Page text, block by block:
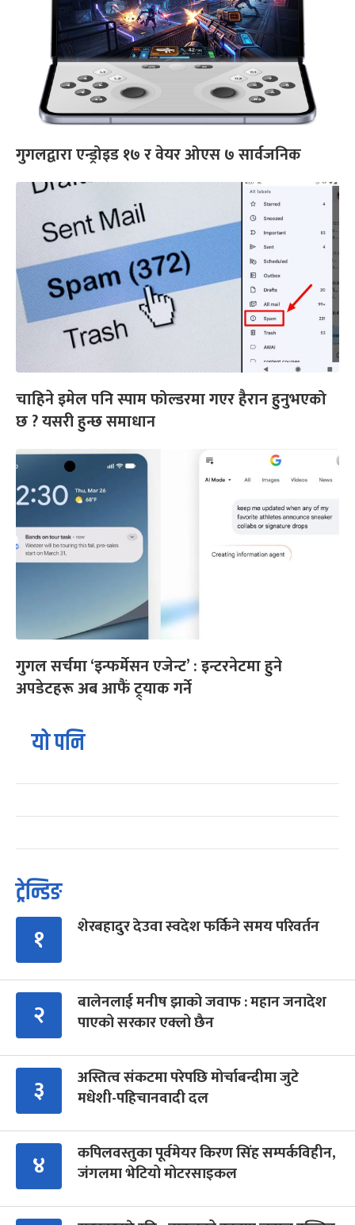
गुगलद्वारा एन्ड्रोइड १७ र वेयर ओएस ७ सार्वजनिक
चाहिने इमेल पनि स्पाम फोल्डरमा गएर हैरान हुनुभएको
छ ? यसरी हुन्छ समाधान
गुगल सर्चमा ‘इन्फर्मेसन एजेन्ट’ : इन्टरनेटमा हुने
अपडेटहरू अब आफैं ट्र्याक गर्ने
यो पनि
ट्रेन्डिङ
१ शेरबहादुर देउवा स्वदेश फर्किने समय परिवर्तन
२
बालेनलाई मनीष झाको जवाफ : महान जनादेश
पाएको सरकार एक्लो छैन
३
अस्तित्व संकटमा परेपछि मोर्चाबन्दीमा जुटे
मधेशी-पहिचानवादी दल
४
कपिलवस्तुका पूर्वमेयर किरण सिंह सम्पर्कविहीन,
जंगलमा भेटियो मोटरसाइकल